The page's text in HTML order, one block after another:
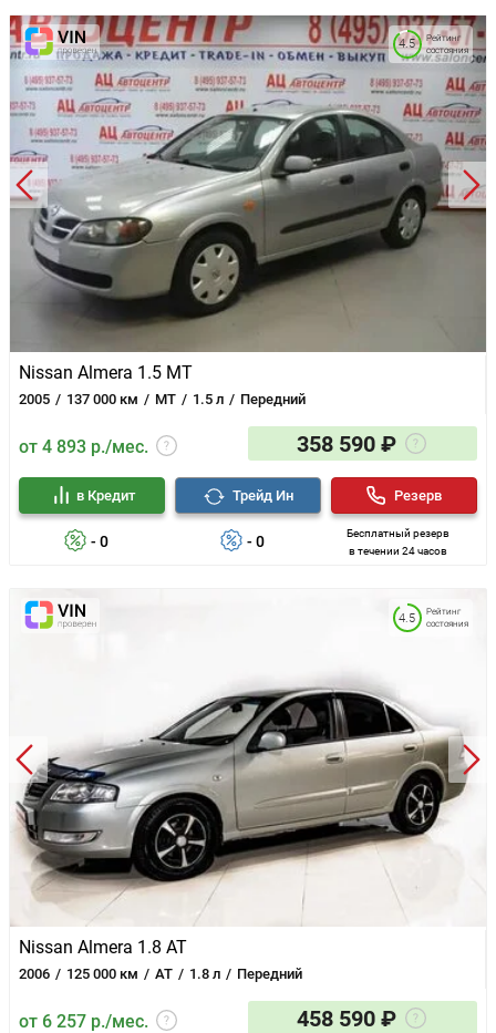
Nissan Almera 1.5 MT
2005 137 000 км MT 1.5 л Передний
Рейтинг
состояния
4.5
от 4 893 р./мес. 358 590 ₽
- 0
в Кредит
- 0
Трейд Ин
Бесплатный резерв
в течении 24 часов
Резерв
Nissan Almera 1.8 AT
2006 125 000 км AT 1.8 л Передний
Рейтинг
состояния
4.5
от 6 257 р./мес. 458 590 ₽